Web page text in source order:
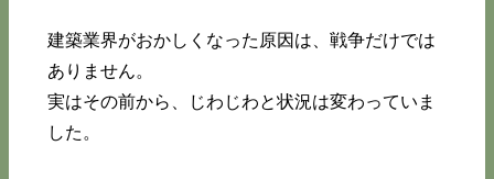
建築業界がおかしくなった原因は、戦争だけでは
ありません。
実はその前から、じわじわと状況は変わっていま
した。